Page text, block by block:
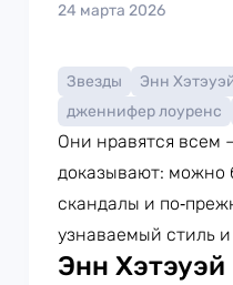
24 марта 2026
Звезды Энн
дженнифер лоуренс
Они нравятся всем
доказывают: можно
скандалы и
узнаваемый стиль
Энн Хэтэуэй